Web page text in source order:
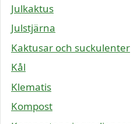
Julkaktus
Julstjärna
Kaktusar och suckulenter
Kål
Klematis
Kompost